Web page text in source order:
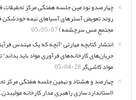
چهارصدو نودمین جلسه هفتگی مرکز تحقیقات
مجتمع مس سرچشمه)05/05/07
انتشار کتابچه مهارتی “آنچه که یک مهندس
جریان‌های کارخانه‌های فرآوری مواد باید
مواد کاشی‌گر05/04/28
چهارصد و هشتاد و نهمین جلسه هفتگی مرکز
(استانداردسازی راهبری مدار کارخانه